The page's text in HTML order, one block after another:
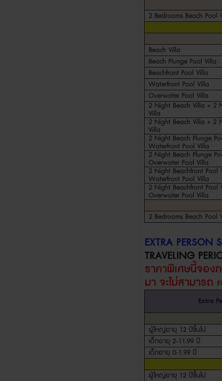
2 Bedrooms Beach Pool
Beach Villa
Beach Plunge Pool Villa
Beachfront Pool Villa
Waterfront Pool Villa
Overwater Pool Villa
2 Night Beach Villa + 2
Villa
2 Night Beach Villa + 2
Villa
2 Night Beach Plunge
Waterfront Pool Villa
2 Night Beach Plunge
Overwater Pool Villa
2 Night Beachfront Pool
Waterfront Pool Villa
2 Night Beachfront Pool
Overwater Pool Villa
2 Bedrooms Beach Pool
EXTRA PERSON
TRAVELING
ราคาพิเศษนี้จอง
มา จะไม่สามารถ
Extra
ผู้ใหญ่อายุ 12 ปีขึ้นไป
เด็กอายุ 2-11.99 ปี
เด็กอายุ 0-1.99 ปี
ผู้ใหญ่อายุ 12 ปีขึ้นไป